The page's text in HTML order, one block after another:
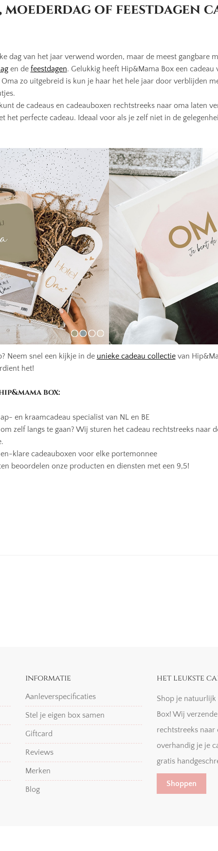
of feestdagen
dag van het jaar verwend worden, maar de meest gangbare
en de feestdagen. Gelukkig heeft Hip&Mama Box een
zo uitgebreid is kun je haar het hele jaar door verblijden
de cadeaus en cadeauboxen rechtstreeks naar oma laten
het perfecte cadeau. Ideaal voor als je zelf niet in de
Neem snel een kijkje in de unieke cadeau collectievan
het!
box:
en kraamcadeau specialist van NL en BE
zelf langs te gaan? Wij sturen het cadeau rechtstreeks naar
klare cadeauboxen voor elke portemonnee
beoordelen onze producten en diensten met een 9,5!
informatie
Aanleverspecificaties
Stel je eigen box samen
Giftcard
Reviews
Merken
Blog
het leukste
Shop je
Box! Wij
rechtstreeks naar
overhandig je je
gratis
Shoppen